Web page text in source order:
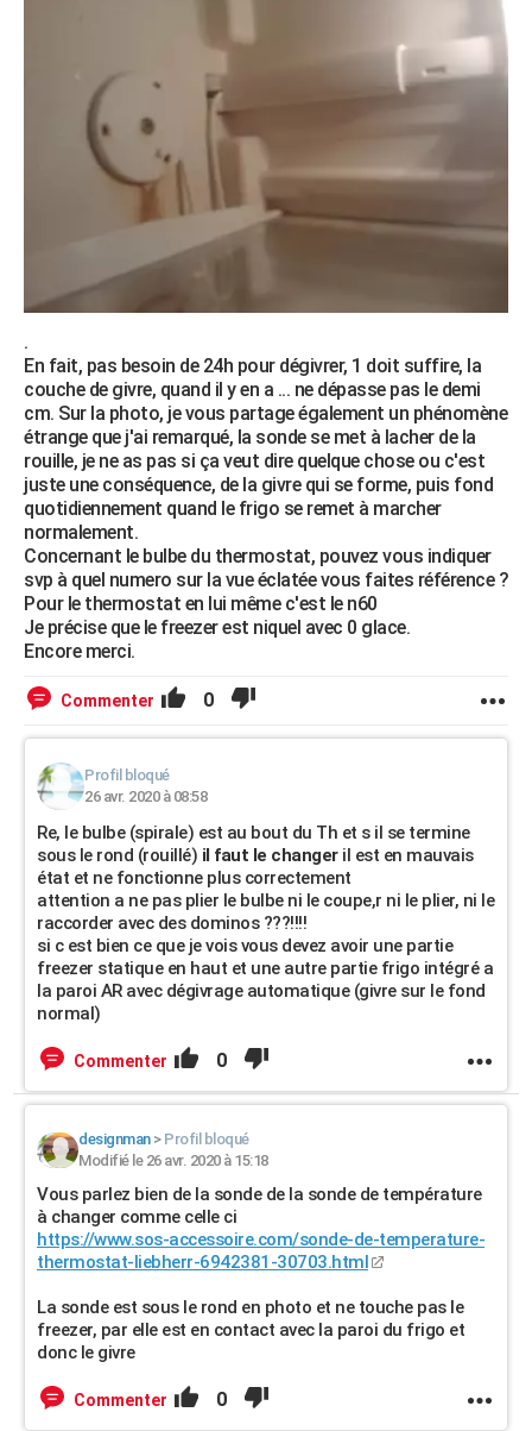
.
En fait, pas besoin de 24h pour dégivrer, 1 doit suffire, la
couche de givre, quand il y en a ... ne dépasse pas le demi
cm. Sur la photo, je vous partage également un phénomène
étrange que j'ai remarqué, la sonde se met à lacher de la
rouille, je ne as pas si ça veut dire quelque chose ou c'est
juste une conséquence, de la givre qui se forme, puis fond
quotidiennement quand le frigo se remet à marcher
normalement.
Concernant le bulbe du thermostat, pouvez vous indiquer
svp à quel numero sur la vue éclatée vous faites référence ?
Pour le thermostat en lui même c'est le n60
Je précise que le freezer est niquel avec 0 glace.
Encore merci.
Commenter 0
Profil bloqué
26 avr. 2020 à 08:58
Re, le bulbe (spirale) est au bout du Th et s il se termine
sous le rond (rouillé) il faut le changeril est en mauvais
état et ne fonctionne plus correctement
attention a ne pas plier le bulbe ni le coupe,r ni le plier, ni le
raccorder avec des dominos ???!!!!
si c est bien ce que je vois vous devez avoir une partie
freezer statique en haut et une autre partie frigo intégré a
la paroi AR avec dégivrage automatique (givre sur le fond
normal)
Commenter 0
designman> Profil bloqué
Modifié le 26 avr. 2020 à 15:18
Vous parlez bien de la sonde de la sonde de température
à changer comme celle ci
https://www.sos-accessoire.com/sonde-de-temperature-
thermostat-liebherr-6942381-30703.html
La sonde est sous le rond en photo et ne touche pas le
freezer, par elle est en contact avec la paroi du frigo et
donc le givre
Commenter 0